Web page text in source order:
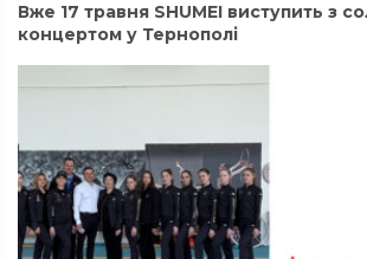
Вже 17 травня SHUMEI виступить з
концертом у Тернополі